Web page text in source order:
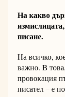
На какво
писане.
На всичко,
важно. В
провокация
писател – е